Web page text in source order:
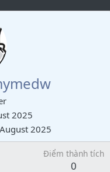
2025
2025
Điểm thành tích
0